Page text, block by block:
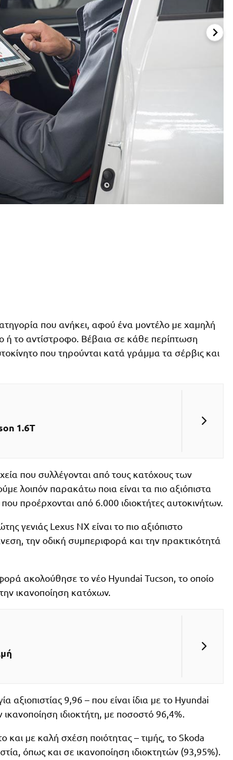
που ανήκει, αφού ένα μοντέλο με χαμηλή
ή το αντίστροφο. Βέβαια σε κάθε περίπτωση
που τηρούνται κατά γράμμα τα σέρβις και
1.6Τ
που συλλέγονται από τους κατόχους των
λοιπόν παρακάτω ποια είναι τα πιο αξιόπιστα
προέρχονται από 6.000 ιδιοκτήτες αυτοκινήτων.
γενιάς Lexus NX είναι το πιο αξιόπιστο
την οδική συμπεριφορά και την πρακτικότητά
ακολούθησε το νέο Hyundai Tucson, το οποίο
ικανοποίηση κατόχων.
9,96 – που είναι ίδια με το Hyundai
ιδιοκτήτη, με ποσοστό 96,4%.
με καλή σχέση ποιότητας – τιμής, το Skoda
όπως και σε ικανοποίηση ιδιοκτητών (93,95%).